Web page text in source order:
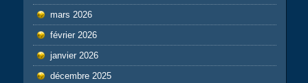
mars 2026
février 2026
janvier 2026
décembre 2025